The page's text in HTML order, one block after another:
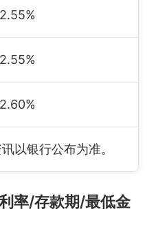
2.55%
2.55%
2.60%
以银行公布为准。
率/存款期/最低金